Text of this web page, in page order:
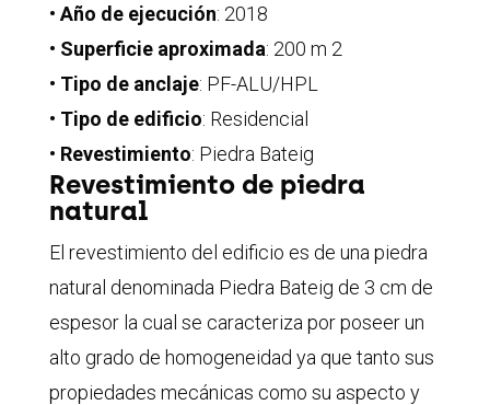
• Año de ejecución: 2018
• Superficie aproximada: 200 m 2
• Tipo de anclaje: PF-ALU/HPL
• Tipo de edificio: Residencial
• Revestimiento: Piedra Bateig
Revestimiento de piedra
natural
El revestimiento del edificio es de una piedra
natural denominada Piedra Bateig de 3 cm de
espesor la cual se caracteriza por poseer un
alto grado de homogeneidad ya que tanto sus
propiedades mecánicas como su aspecto y